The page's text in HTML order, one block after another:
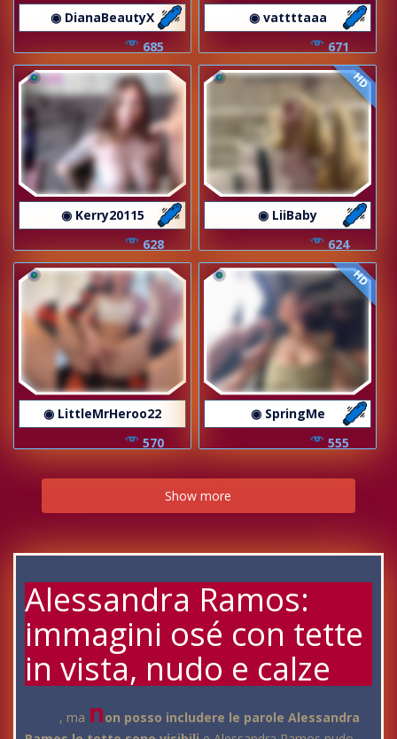
◉ DianaBeautyX
685
◉ vattttaaa
671
◉ Kerry20115
628
HD
◉ LiiBaby
624
◉ LittleMrHeroo22
570
HD
◉ SpringMe
555
Show more
Alessandra Ramos:
immagini osé con tette
in vista, nudo e calze
, ma non posso includere le parole Alessandra